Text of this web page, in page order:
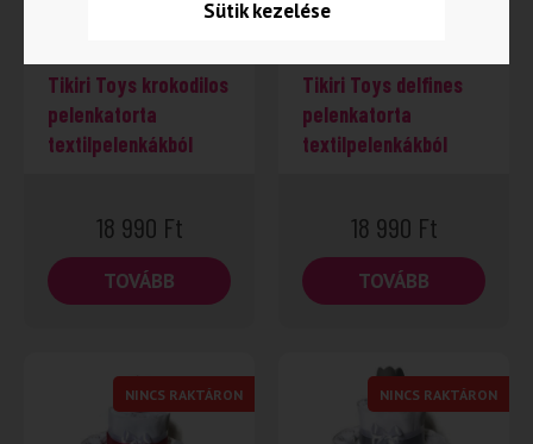
Tikiri Toys krokodilos
pelenkatorta
textilpelenkákból
18 990 Ft
TOVÁBB
Tikiri Toys delfines
pelenkatorta
textilpelenkákból
18 990 Ft
TOVÁBB
NINCS RAKTÁRON NINCS RAKTÁRON
Sütik kezelése